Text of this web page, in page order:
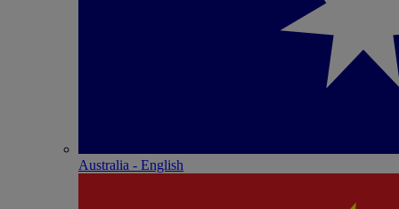
Australia - English